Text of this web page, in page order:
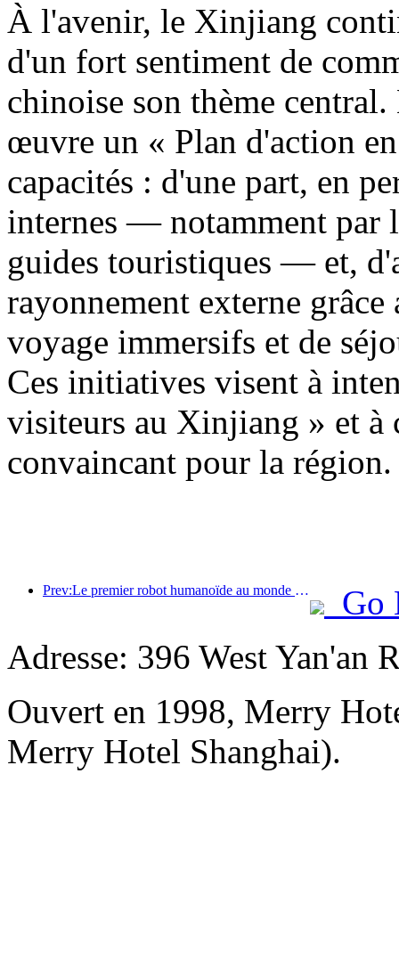
À l'avenir, le Xinjiang
d'un fort sentiment de
chinoise son thème
œuvre un « Plan d'action
capacités : d'une part, en
internes — notamment par
guides touristiques — et,
rayonnement externe
voyage immersifs et de
Ces initiatives visent à
visiteurs au Xinjiang » et à
convaincant pour la région.
Prev:Le premier robot humanoïde au monde dédié aux services de restauration multi-scénarios a été dévoilé.
Go
Adresse: 396 West Yan'an
Ouvert en 1998, Merry
Merry Hotel Shanghai).